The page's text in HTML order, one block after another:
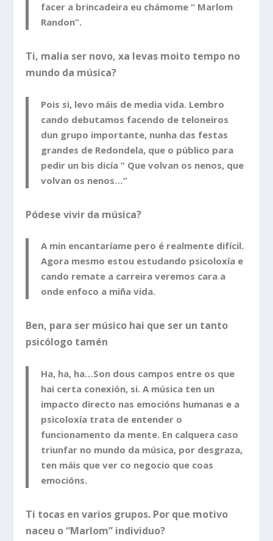
facer a brincadeira eu chámome “ Marlom
Randon”.
Ti, malia ser novo, xa levas moito tempo no
mundo da música?
Pois si, levo máis de media vida. Lembro
cando debutamos facendo de teloneiros
dun grupo importante, nunha das festas
grandes de Redondela, que o público para
pedir un bis dicía ” Que volvan os nenos, que
volvan os nenos…”
Pódese vivir da música?
A min encantaríame pero é realmente difícil.
Agora mesmo estou estudando psicoloxía e
cando remate a carreira veremos cara a
onde enfoco a miña vida.
Ben, para ser músico hai que ser un tanto
psicólogo tamén
Ha, ha, ha…Son dous campos entre os que
hai certa conexión, si. A música ten un
impacto directo nas emocións humanas e a
psicoloxía trata de entender o
funcionamento da mente. En calquera caso
triunfar no mundo da música, por desgraza,
ten máis que ver co negocio que coas
emocións.
Ti tocas en varios grupos. Por que motivo
naceu o “Marlom” individuo?